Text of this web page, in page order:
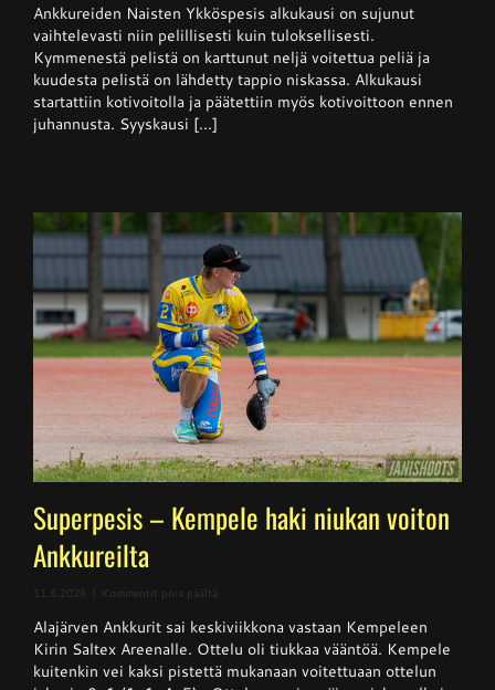
Ykköspesis:
Kangerteleva
kevätkausi
Ankkureiden Naisten Ykköspesis alkukausi on sujunut
vaihtelevasti niin pelillisesti kuin tuloksellisesti.
Kymmenestä pelistä on karttunut neljä voitettua peliä ja
kuudesta pelistä on lähdetty tappio niskassa. Alkukausi
startattiin kotivoitolla ja päätettiin myös kotivoittoon ennen
juhannusta. Syyskausi [...]
Superpesis – Kempele haki niukan voiton
Ankkureilta
11.6.2026 Kommentit pois päältä
–
Kempele
haki
niukan
Alajärven Ankkurit sai keskiviikkona vastaan Kempeleen
Kirin Saltex Areenalle. Ottelu oli tiukkaa vääntöä. Kempele
kuitenkin vei kaksi pistettä mukanaan voitettuaan ottelun